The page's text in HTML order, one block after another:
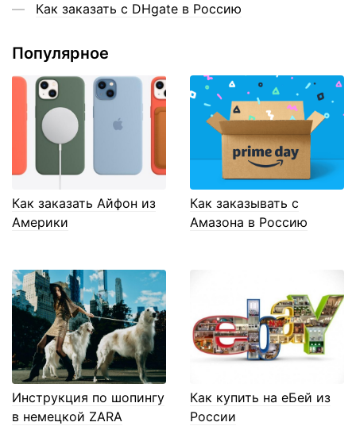
Как заказать с DHgate в Россию
Популярное
Как заказать Айфон из
Америки
Как заказывать с
Амазона в Россию
Инструкция по шопингу
в немецкой ZARA
Как купить на еБей из
России